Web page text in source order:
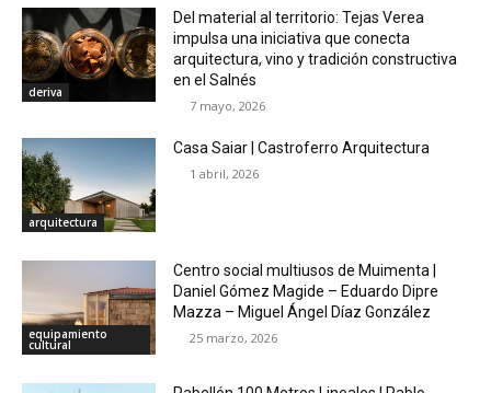
deriva
Del material al territorio: Tejas Verea
impulsa una iniciativa que conecta
arquitectura, vino y tradición constructiva
en el Salnés
7 mayo, 2026
arquitectura
Casa Saiar | Castroferro Arquitectura
1 abril, 2026
equipamiento
cultural
Centro social multiusos de Muimenta |
Daniel Gómez Magide – Eduardo Dipre
Mazza – Miguel Ángel Díaz González
25 marzo, 2026